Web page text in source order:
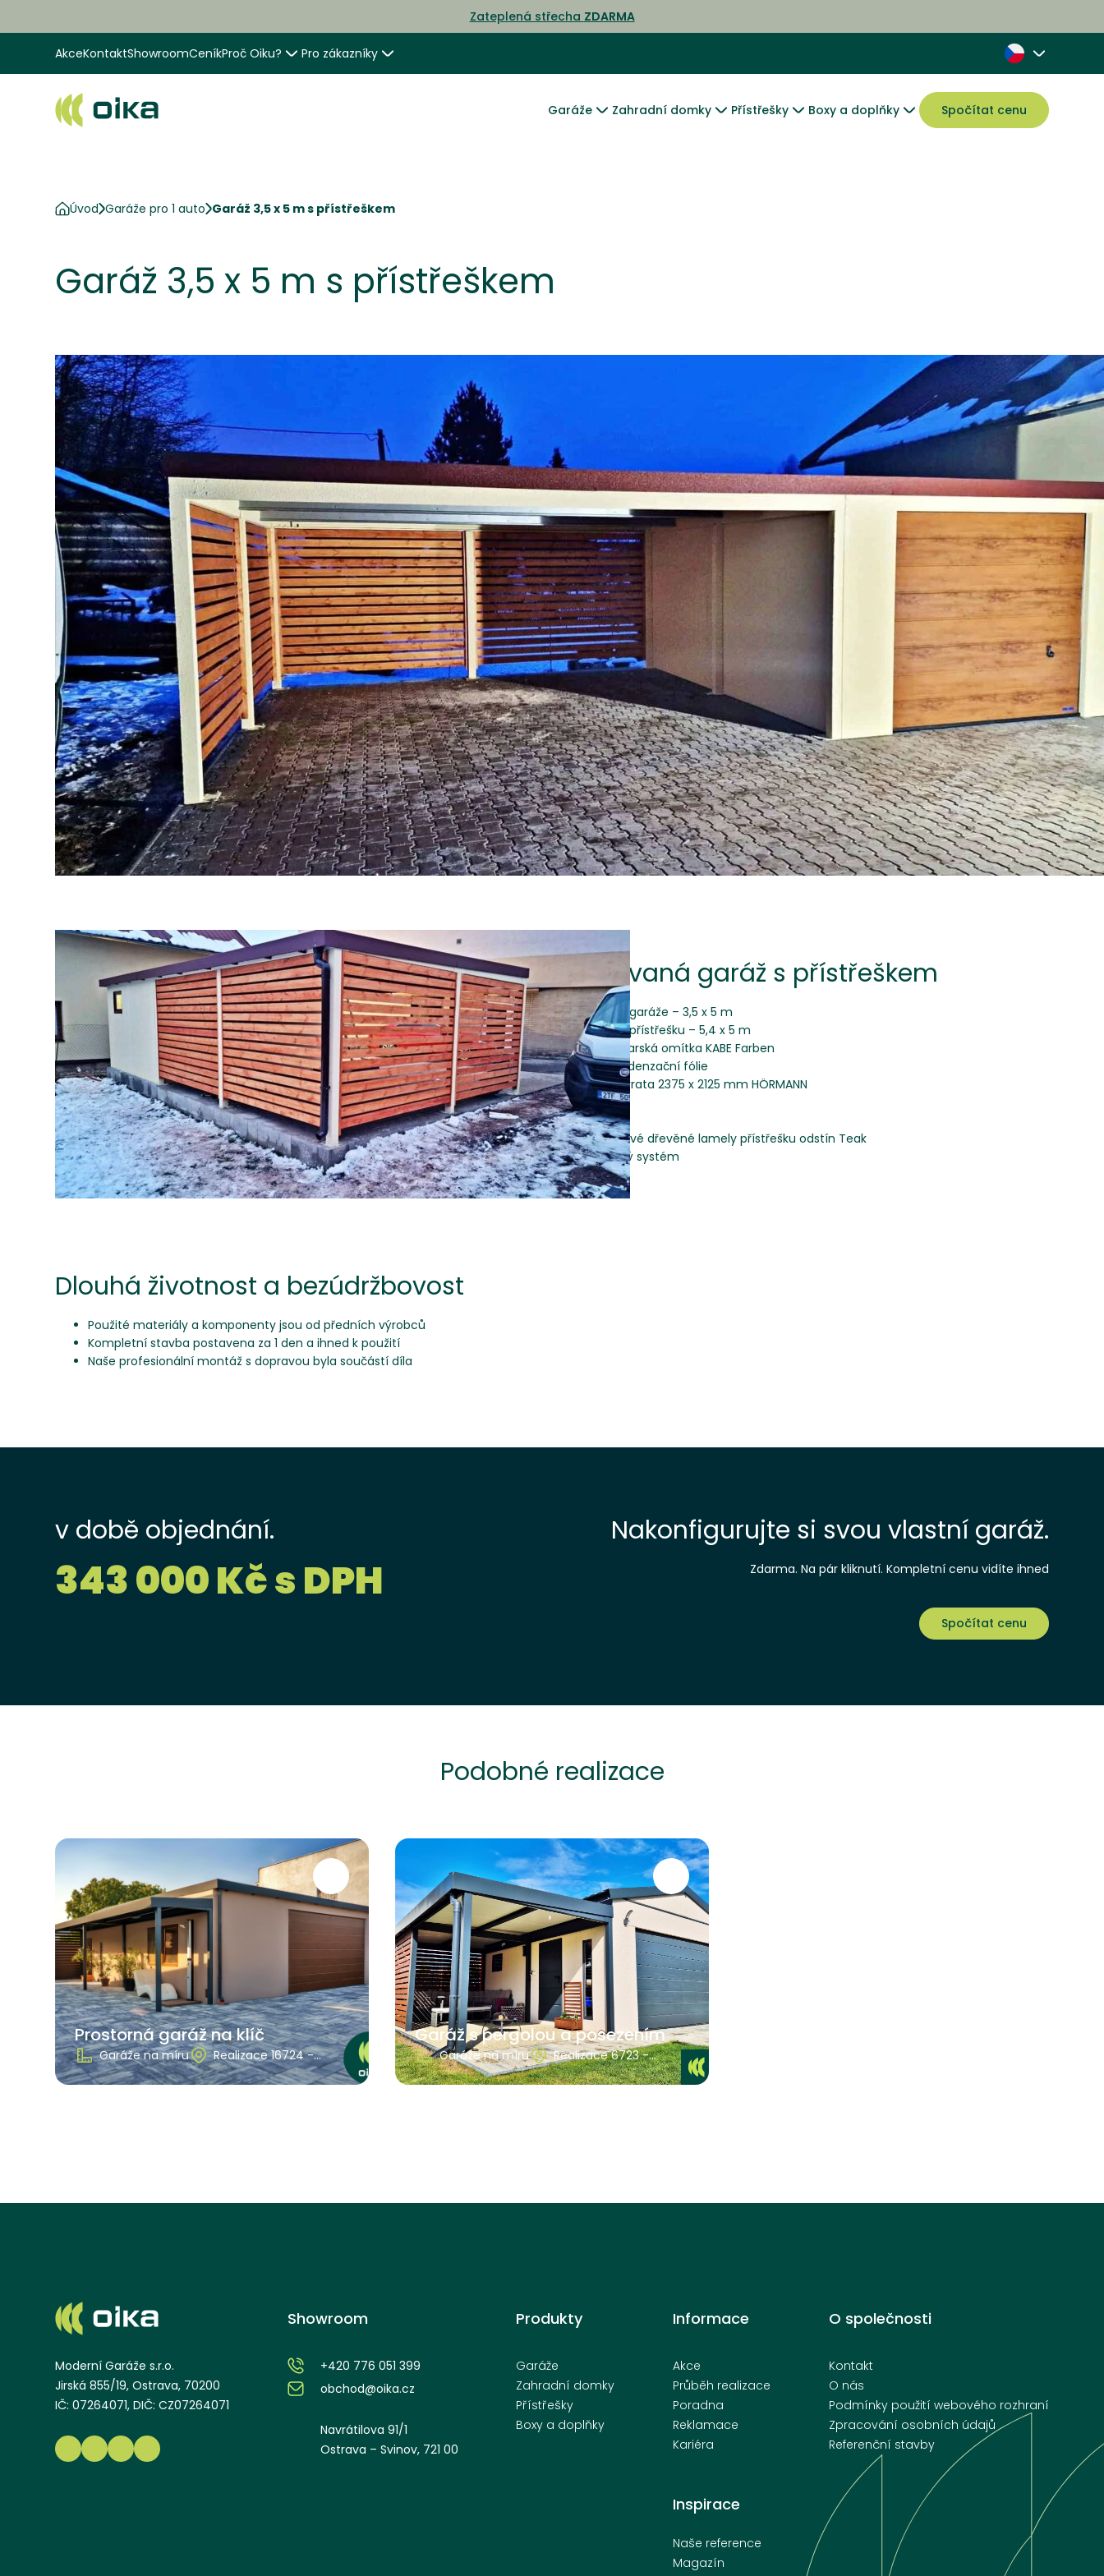
Zateplená střecha ZDARMA
AkceKontaktShowroomCeníkProč Oiku? Pro zákazníky
Garáže Zahradní domky Přístřešky Boxy a doplňky Spočítat cenu
Úvod Garáže pro 1 auto Garáž 3,5 x 5 m s přístřeškem
Garáž 3,5 x 5 m s přístřeškem
Montovaná garáž s přístřeškem
rozměr garáže – 3,5 x 5 m
rozměr přístřešku – 5,4 x 5 m
švýcarská omítka KABE Farben
antikondenzační fólie
sekční vrata 2375 x 2125 mm HÖRMANN
dveře
okno
designové dřevěné lamely přístřešku odstín Teak
okapový systém
Dlouhá životnost a bezúdržbovost
Použité materiály a komponenty jsou od předních výrobců
Kompletní stavba postavena za 1 den a ihned k použití
Naše profesionální montáž s dopravou byla součástí díla
v době objednání.
343 000 Kč s DPH
Nakonfigurujte si svou vlastní garáž.
Zdarma. Na pár kliknutí. Kompletní cenu vidíte ihned
Spočítat cenu
Podobné realizace
Prostorná garáž na klíč
Garáže na míru
Realizace 16724 -
Slovensko
Garáž s pergolou a posezením
Garáže na míru
Realizace 6723 -
Ústecký kraj
Moderní Garáže s.r.o.
Jirská 855/19, Ostrava, 70200
IČ: 07264071, DIČ: CZ07264071
Showroom
+420 776 051 399
obchod@oika.cz
Navrátilova 91/1
Ostrava – Svinov, 721 00
Produkty
Garáže
Zahradní domky
Přístřešky
Boxy a doplňky
Informace
Akce
Průběh realizace
Poradna
Reklamace
Kariéra
Inspirace
Naše reference
Magazín
O společnosti
Kontakt
O nás
Podmínky použití webového rozhraní
Zpracování osobních údajů
Referenční stavby